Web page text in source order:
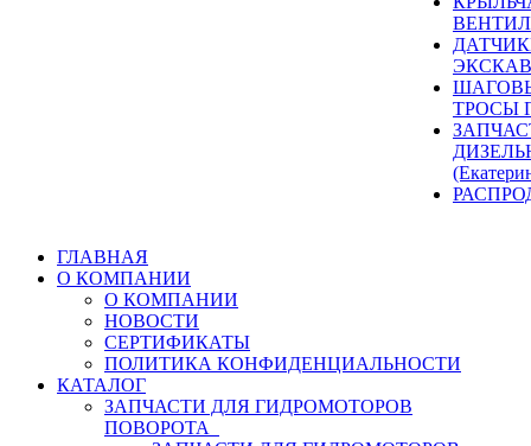
ТРОСЫ
ГЛАВНАЯ
О КОМПАНИИ
О КОМПАНИИ
НОВОСТИ
СЕРТИФИКАТЫ
ПОЛИТИКА КОНФИДЕНЦИАЛЬНОСТИ
КАТАЛОГ
ЗАПЧАСТИ ДЛЯ ГИДРОМОТОРОВ
ПОВОРОТА